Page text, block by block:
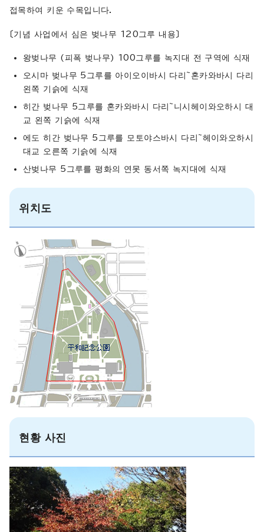
접목하여 키운 수목입니다.
〔기념 사업에서 심은 벚나무 120그루 내용〕
왕벚나무 (피폭 벚나무) 100그루를 녹지대 전 구역에 식재
오시마 벚나무 5그루를 아이오이바시 다리~혼카와바시 다리
왼쪽 기슭에 식재
히간 벚나무 5그루를 혼카와바시 다리~니시헤이와오하시 대
교 왼쪽 기슭에 식재
에도 히간 벚나무 5그루를 모토야스바시 다리~헤이와오하시
대교 오른쪽 기슭에 식재
산벚나무 5그루를 평화의 연못 동서쪽 녹지대에 식재
위치도
현황 사진